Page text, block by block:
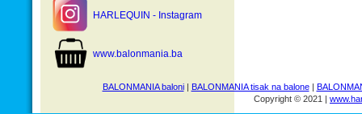
HARLEQUIN - Instagram
www.balonmania.ba
BALONMANIA baloni| BALONMANIA tisak na balone|
Copyright © 2021 |